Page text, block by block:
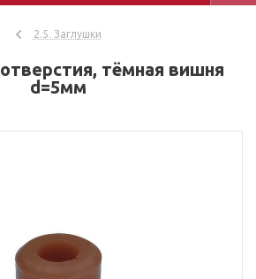
2.5. Заглушки
тёмная вишня
d=5мм